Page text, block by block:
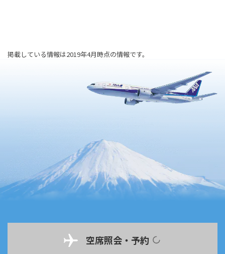
掲載している情報は2019年4月時点の情報です。
空席照会・予約